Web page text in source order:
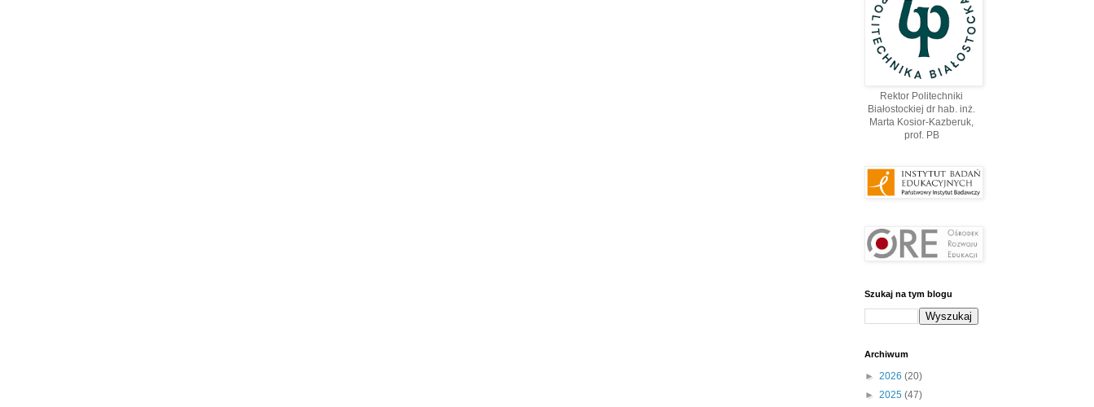
Rektor Politechniki
Białostockiej dr hab. inż.
Marta Kosior-Kazberuk,
prof. PВ
Szukaj na tym blogu
Archiwum
► 2026 (20)
► 2025 (47)